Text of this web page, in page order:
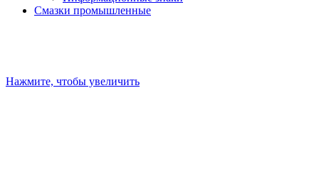
Смазки промышленные
Нажмите, чтобы увеличить